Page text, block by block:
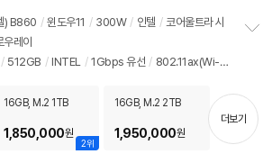
견
리
) B860 / 윈도우11 / 300W / 인텔 / 코어울트라 시
우레이
/ 512GB / INTEL / 1Gbps 유선 / 802.11ax(Wi-Fi
슬림 / 5.18kg / 용도: 사무/인강용 / 소비자 가격: 3,49
기
2위
16GB, M.2 1TB
1,850,000원
16GB, M.2 2TB
1,950,000원
더보기